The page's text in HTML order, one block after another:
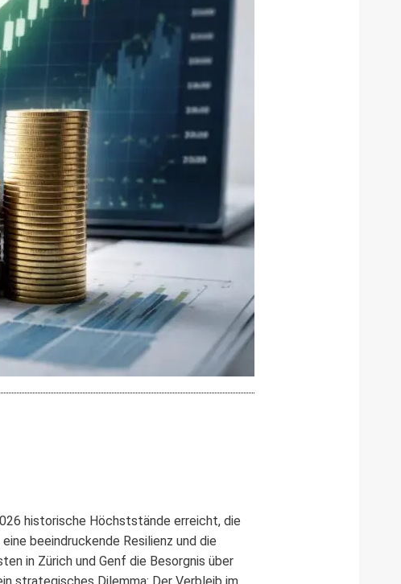
historische Höchststände erreicht, die
beeindruckende Resilienz und die
in Zürich und Genf die Besorgnis über